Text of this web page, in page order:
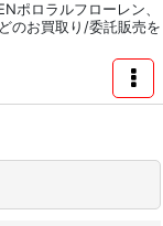
ポロラルフローレン、
のお買取り/委託販売を